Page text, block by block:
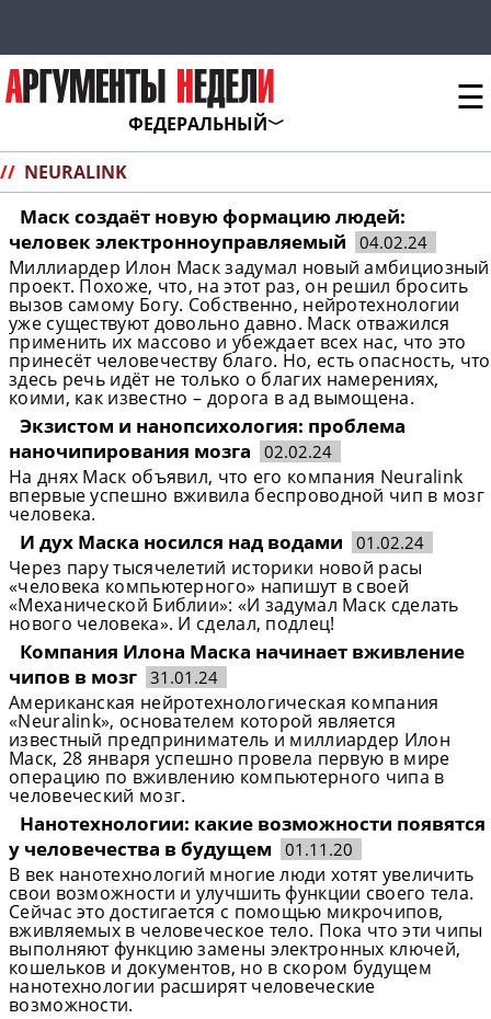
ФЕДЕРАЛЬНЫЙ
☰
// NEURALINK
Маск создаёт новую формацию людей:
человек электронноуправляемый
04.02.24
Миллиардер Илон Маск задумал новый амбициозный
проект. Похоже, что, на этот раз, он решил бросить
вызов самому Богу. Собственно, нейротехнологии
уже существуют довольно давно. Маск отважился
применить их массово и убеждает всех нас, что это
принесёт человечеству благо. Но, есть опасность, что
здесь речь идёт не только о благих намерениях,
коими, как известно – дорога в ад вымощена.
Экзистом и нанопсихология: проблема
наночипирования мозга
02.02.24
На днях Маск объявил, что его компания Neuralink
впервые успешно вживила беспроводной чип в мозг
человека.
И дух Маска носился над водами 01.02.24
Через пару тысячелетий историки новой расы
«человека компьютерного» напишут в своей
«Механической Библии»: «И задумал Маск сделать
нового человека». И сделал, подлец!
Компания Илона Маска начинает вживление
чипов в мозг 31.01.24
Американская нейротехнологическая компания
«Neuralink», основателем которой является
известный предприниматель и миллиардер Илон
Маск, 28 января успешно провела первую в мире
операцию по вживлению компьютерного чипа в
человеческий мозг.
Нанотехнологии: какие возможности появятся
у человечества в будущем
01.11.20
В век нанотехнологий многие люди хотят увеличить
свои возможности и улучшить функции своего тела.
Сейчас это достигается с помощью микрочипов,
вживляемых в человеческое тело. Пока что эти чипы
выполняют функцию замены электронных ключей,
кошельков и документов, но в скором будущем
нанотехнологии расширят человеческие
возможности.